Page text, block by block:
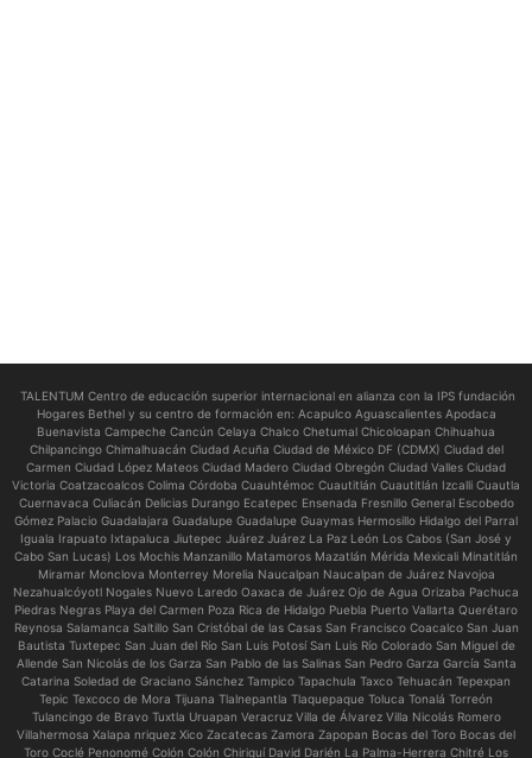
TALENTUM Centro de educación superior internacional en alianza con la IPS fundación
Hogares Bethel y su centro de formación en: Acapulco Aguascalientes Apodaca
Buenavista Campeche Cancún Celaya Chalco Chetumal Chicoloapan Chihuahua
Chilpancingo Chimalhuacán Ciudad Acuña Ciudad de México DF (CDMX) Ciudad del
Carmen Ciudad López Mateos Ciudad Madero Ciudad Obregón Ciudad Valles Ciudad
Victoria Coatzacoalcos Colima Córdoba Cuauhtémoc Cuautitlán Cuautitlán Izcalli Cuautla
Cuernavaca Culiacán Delicias Durango Ecatepec Ensenada Fresnillo General Escobedo
Gómez Palacio Guadalajara Guadalupe Guadalupe Guaymas Hermosillo Hidalgo del Parral
Iguala Irapuato Ixtapaluca Jiutepec Juárez Juárez La Paz León Los Cabos (San José y
Cabo San Lucas) Los Mochis Manzanillo Matamoros Mazatlán Mérida Mexicali Minatitlán
Miramar Monclova Monterrey Morelia Naucalpan Naucalpan de Juárez Navojoa
Nezahualcóyotl Nogales Nuevo Laredo Oaxaca de Juárez Ojo de Agua Orizaba Pachuca
Piedras Negras Playa del Carmen Poza Rica de Hidalgo Puebla Puerto Vallarta Querétaro
Reynosa Salamanca Saltillo San Cristóbal de las Casas San Francisco Coacalco San Juan
Bautista Tuxtepec San Juan del Río San Luis Potosí San Luis Río Colorado San Miguel de
Allende San Nicolás de los Garza San Pablo de las Salinas San Pedro Garza García Santa
Catarina Soledad de Graciano Sánchez Tampico Tapachula Taxco Tehuacán Tepexpan
Tepic Texcoco de Mora Tijuana Tlalnepantla Tlaquepaque Toluca Tonalá Torreón
Tulancingo de Bravo Tuxtla Uruapan Veracruz Villa de Álvarez Villa Nicolás Romero
Villahermosa Xalapa nriquez Xico Zacatecas Zamora Zapopan Bocas del Toro Bocas del
Toro Coclé Penonomé Colón Colón Chiriquí David Darién La Palma-Herrera Chitré Los